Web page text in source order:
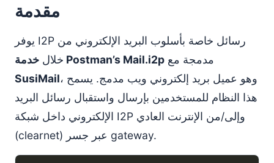
مقدمة
يوفر I2P رسائل خاصة بأسلوب البريد الإلكتروني من
خلال خدمة Postman’s Mail.i2p مدمجة مع
SusiMail، وهو عميل بريد إلكتروني ويب مدمج. يسمح
هذا النظام للمستخدمين بإرسال واستقبال رسائل البريد
الإلكتروني داخل شبكة I2P وإلى/من الإنترنت العادي
(clearnet) عبر جسر gateway.